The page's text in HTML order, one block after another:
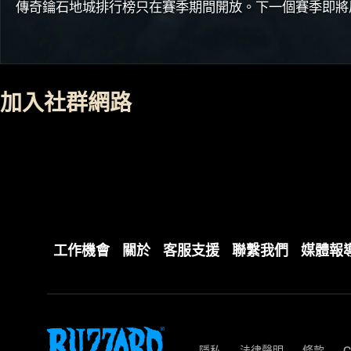
傳奇鑰石地城排行榜只在賽季期間開放。下一個賽季即
加入社群網路